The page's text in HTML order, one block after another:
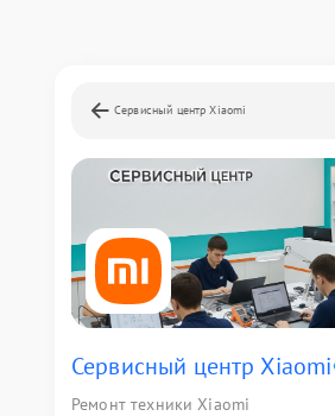
Сервисный центр Xiaomi
Сервисный центр Xiaomi
Ремонт техники Xiaomi